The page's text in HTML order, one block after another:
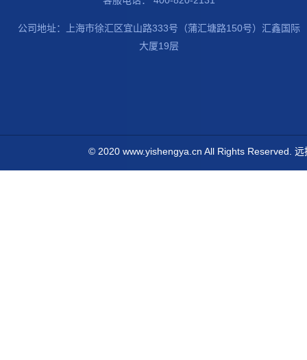
公司地址：上海市徐汇区宜山路333号（蒲汇塘路150号）汇鑫国际
大厦19层
© 2020 www.yishengya.cn All Rights Reserved.